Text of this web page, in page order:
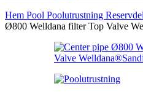
Hem Pool Poolutrustning
Ø800 Welldana filter Top Valve